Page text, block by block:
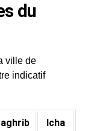
du
ville de
indicatif
Icha